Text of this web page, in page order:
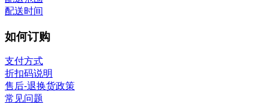
配送时间
如何订购
支付方式
折扣码说明
售后-退换货政策
常见问题